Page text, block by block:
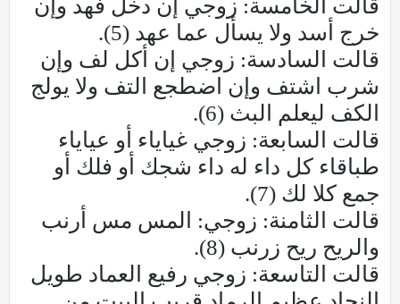
قالت الخامسة: زوجي إن دخل فهد وإن
خرج أسد ولا يسأل عما عهد (5).
قالت السادسة: زوجي إن أكل لف وإن
شرب اشتف وإن اضطجع التف ولا يولج
الكف ليعلم البث (6).
قالت السابعة: زوجي غياياء أو عياياء
طباقاء كل داء له داء شجك أو فلك أو
جمع كلا لك (7).
قالت الثامنة: زوجي: المس مس أرنب
والريح ريح زرنب (8).
قالت التاسعة: زوجي رفيع العماد طويل